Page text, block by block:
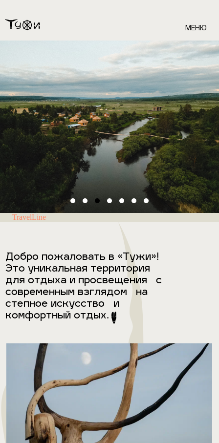
МЕНЮ
TravelLine
Добро пожаловать в «Тужи»!
Это уникальная территория
для отдыха и просвещения с
современным взглядом на
степное искусство и
комфортный отдых.